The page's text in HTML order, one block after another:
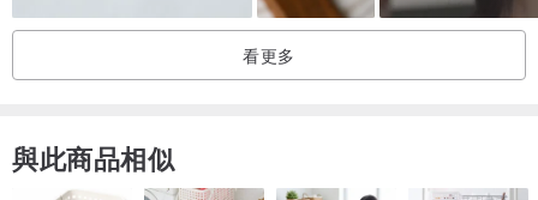
看更多
與此商品相似